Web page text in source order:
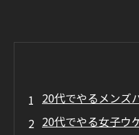
20代でやるメンズ
20代でやる女子ウ